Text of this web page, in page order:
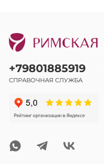
+79801885919
СПРАВОЧНАЯ СЛУЖБА